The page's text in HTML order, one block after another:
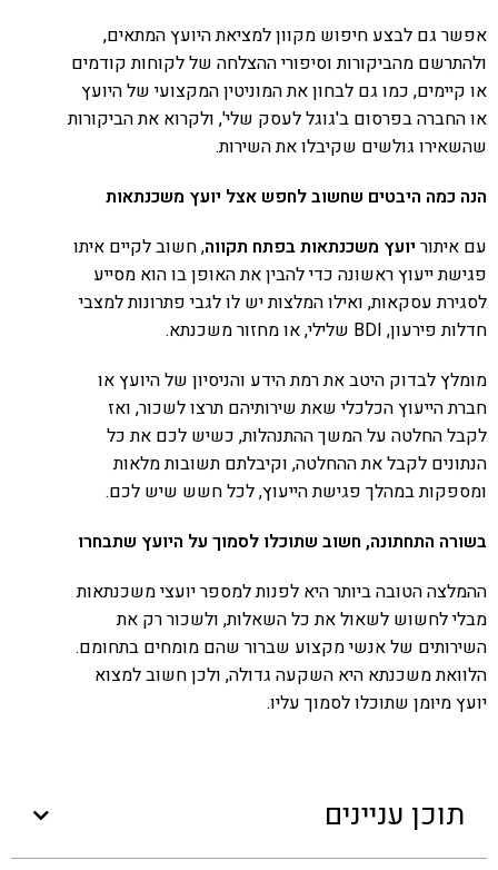
אפשר גם לבצע חיפוש מקוון למציאת היועץ המתאים,
ולהתרשם מהביקורות וסיפורי ההצלחה של לקוחות קודמים
או קיימים, כמו גם לבחון את המוניטין המקצועי של היועץ
או החברה בפרסום ב'גוגל לעסק שלי', ולקרוא את הביקורות
שהשאירו גולשים שקיבלו את השירות.
הנה כמה היבטים שחשוב לחפש אצל יועץ משכנתאות
עם איתור יועץ משכנתאות בפתח תקווה, חשוב לקיים איתו
פגישת ייעוץ ראשונה כדי להבין את האופן בו הוא מסייע
לסגירת עסקאות, ואילו המלצות יש לו לגבי פתרונות למצבי
חדלות פירעון, BDI שלילי, או מחזור משכנתא.
מומלץ לבדוק היטב את רמת הידע והניסיון של היועץ או
חברת הייעוץ הכלכלי שאת שירותיהם תרצו לשכור, ואז
לקבל החלטה על המשך ההתנהלות, כשיש לכם את כל
הנתונים לקבל את ההחלטה, וקיבלתם תשובות מלאות
ומספקות במהלך פגישת הייעוץ, לכל חשש שיש לכם.
בשורה התחתונה, חשוב שתוכלו לסמוך על היועץ שתבחרו
ההמלצה הטובה ביותר היא לפנות למספר יועצי משכנתאות
מבלי לחשוש לשאול את כל השאלות, ולשכור רק את
השירותים של אנשי מקצוע שברור שהם מומחים בתחומם.
הלוואת משכנתא היא השקעה גדולה, ולכן חשוב למצוא
יועץ מיומן שתוכלו לסמוך עליו.
תוכן עניינים